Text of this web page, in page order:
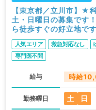
【東京都／立川市】★
土・日曜日の募集で
ら徒歩すぐの好立地で
人気エリア 救急対応なし
専門医不問
給与 時給
勤務曜日 土 日